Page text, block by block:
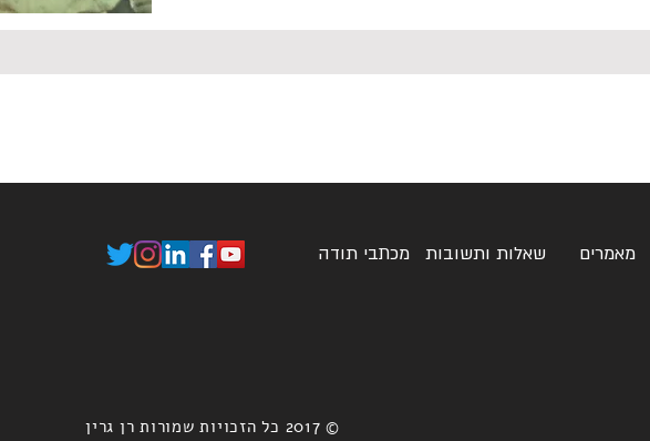
מכתבי תודה שאלות ותשובות מאמרים
© 2017 כל הזכויות שמורות רן גרין